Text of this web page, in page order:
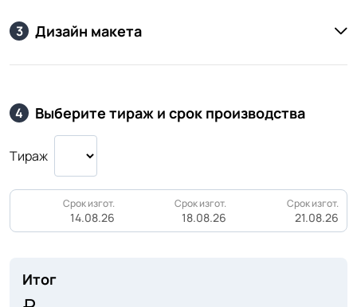
3 Дизайн макета
4 Выберите тираж и срок производства
Тираж
Срок изгот.
14.08.26
Срок изгот.
18.08.26
Срок изгот.
21.08.26
Итог